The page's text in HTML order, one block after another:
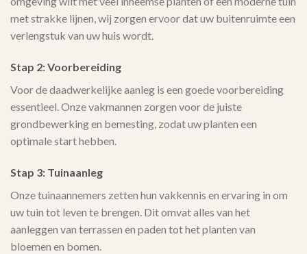
met strakke lijnen, wij zorgen ervoor dat uw buitenruimte een
verlengstuk van uw huis wordt.
Stap 2: Voorbereiding
Voor de daadwerkelijke aanleg is een goede voorbereiding
essentieel. Onze vakmannen zorgen voor de juiste
grondbewerking en bemesting, zodat uw planten een
optimale start hebben.
Stap 3: Tuinaanleg
Onze tuinaannemers zetten hun vakkennis en ervaring in om
uw tuin tot leven te brengen. Dit omvat alles van het
aanleggen van terrassen en paden tot het planten van
bloemen en bomen.